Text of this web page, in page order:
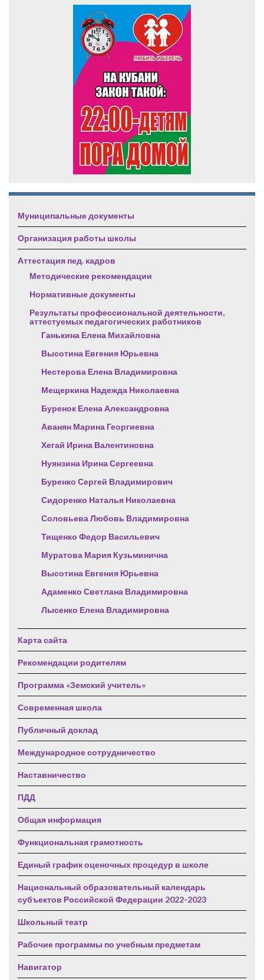
Муниципальные документы
Организация работы школы
Аттестация пед. кадров
Методические рекомендации
Нормативные документы
Результаты профессиональной деятельности,
аттестуемых педагогических работников
Ганькина Елена Михайловна
Высотина Евгения Юрьевна
Нестерова Елена Владимировна
Мещеркина Надежда Николаевна
Буренок Елена Александровна
Аванян Марина Георгиевна
Хегай Ирина Валентиновна
Нуянзина Ирина Сергеевна
Буренко Сергей Владимирович
Сидоренко Наталья Николаевна
Соловьева Любовь Владимировна
Тищенко Федор Васильевич
Муратова Мария Кузьминична
Высотина Евгения Юрьевна
Адаменко Светлана Владимировна
Лысенко Елена Владимировна
Карта сайта
Рекомендации родителям
Программа «Земский учитель»
Современная школа
Публичный доклад
Международное сотрудничество
Наставничество
ПДД
Общая информация
Функциональная грамотность
Единый график оценочных процедур в школе
Национальный образовательный календарь
субъектов Российской Федерации 2022-2023
Школьный театр
Рабочие программы по учебным предметам
Навигатор